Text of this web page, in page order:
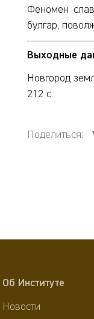
Феномен
булгар,
Выходные
Новгород
212 с.
Поделиться:
Об Институте
Новости